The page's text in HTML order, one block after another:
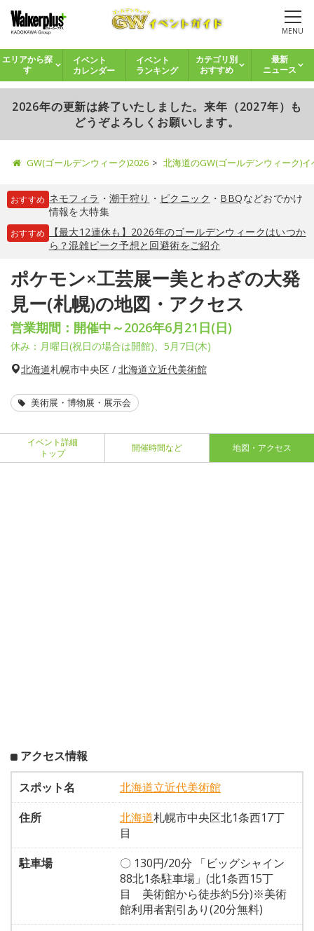
MENU
エリアから探
す
イベント
カレンダー
イベント
ランキング
カテゴリ別
おすすめ
最新
ニュース
2026年の更新は終了いたしました。来年（2027年）も
どうぞよろしくお願いします。
GW(ゴールデンウィーク)2026 北海道のGW(ゴールデンウィーク)
おすすめ ネモフィラ ・ 潮干狩り ・ ピクニック ・ BBQなどおでかけ
情報を大特集
おすすめ
【最大12連休も】2026年のゴールデンウィークはいつか
ら？混雑ピーク予想と回避術をご紹介
ポケモン×工芸展ー美とわざの大発
見ー(札幌)の地図・アクセス
営業期間：開催中～2026年6月21日(日)
休み：月曜日(祝日の場合は開館)、5月7日(木)
北海道札幌市中央区 / 北海道立近代美術館
美術展・博物展・展示会
イベント詳細
トップ
開催時間など 地図・アクセス
アクセス情報
スポット名
北海道立近代美術館
住所
北海道札幌市中央区北1条西17丁
目
駐車場
〇 130円/20分 「ビッグシャイン
88北1条駐車場」(北1条西15丁
目 美術館から徒歩約5分)※美術
館利用者割引あり(20分無料)